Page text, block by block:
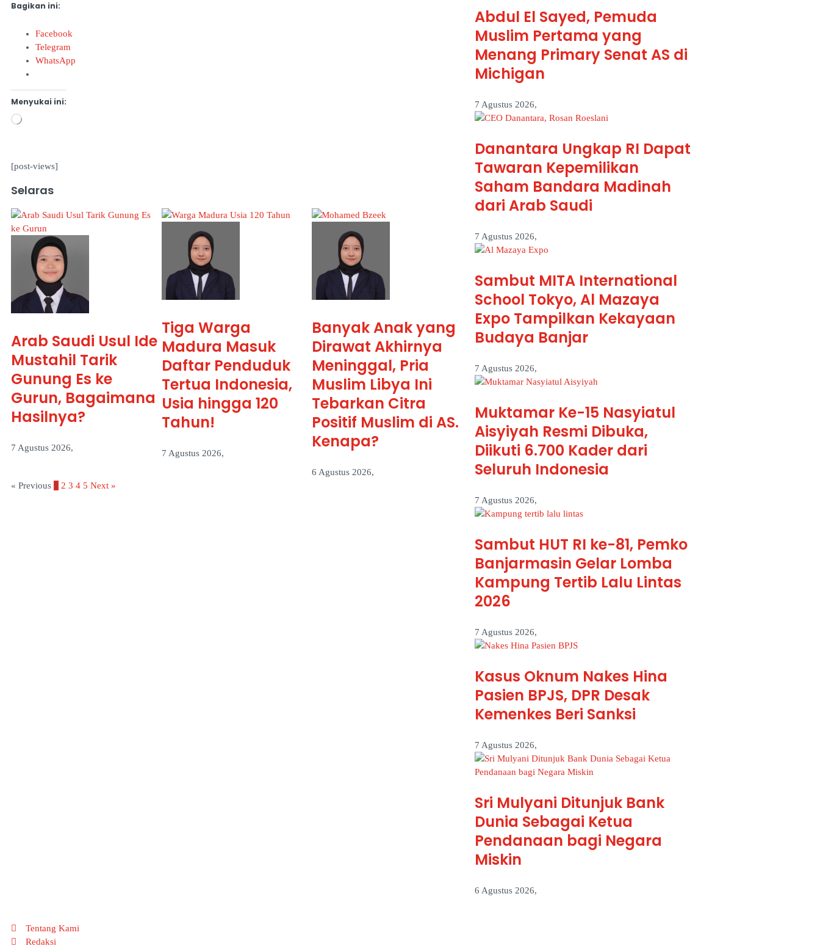
Bagikan ini:
Facebook
Telegram
WhatsApp
Menyukai ini:
[post-views]
Selaras
Arab Saudi Usul Ide
Mustahil Tarik
Gunung Es ke
Gurun, Bagaimana
Hasilnya?
7 Agustus 2026,
Tiga Warga
Madura Masuk
Daftar Penduduk
Tertua Indonesia,
Usia hingga 120
Tahun!
7 Agustus 2026,
Banyak Anak yang
Dirawat Akhirnya
Meninggal, Pria
Muslim Libya Ini
Tebarkan Citra
Positif Muslim di AS.
Kenapa?
6 Agustus 2026,
« Previous 1 2 3 4 5 Next »
Abdul El Sayed, Pemuda
Muslim Pertama yang
Menang Primary Senat AS di
Michigan
7 Agustus 2026,
Danantara Ungkap RI Dapat
Tawaran Kepemilikan
Saham Bandara Madinah
dari Arab Saudi
7 Agustus 2026,
Sambut MITA International
School Tokyo, Al Mazaya
Expo Tampilkan Kekayaan
Budaya Banjar
7 Agustus 2026,
Muktamar Ke-15 Nasyiatul
Aisyiyah Resmi Dibuka,
Diikuti 6.700 Kader dari
Seluruh Indonesia
7 Agustus 2026,
Sambut HUT RI ke-81, Pemko
Banjarmasin Gelar Lomba
Kampung Tertib Lalu Lintas
2026
7 Agustus 2026,
Kasus Oknum Nakes Hina
Pasien BPJS, DPR Desak
Kemenkes Beri Sanksi
7 Agustus 2026,
Sri Mulyani Ditunjuk Bank
Dunia Sebagai Ketua
Pendanaan bagi Negara
Miskin
6 Agustus 2026,
Tentang Kami
Redaksi